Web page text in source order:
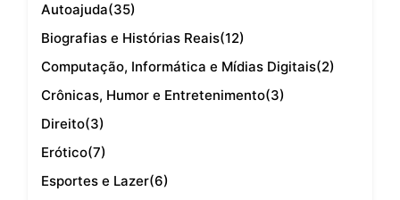
Autoajuda(35)
Biografias e Histórias Reais(12)
Computação, Informática e Mídias Digitais(2)
Crônicas, Humor e Entretenimento(3)
Direito(3)
Erótico(7)
Esportes e Lazer(6)